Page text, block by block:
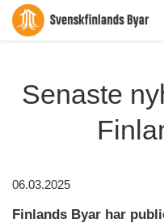
Senaste
06.03.2025
Finlands Byar har